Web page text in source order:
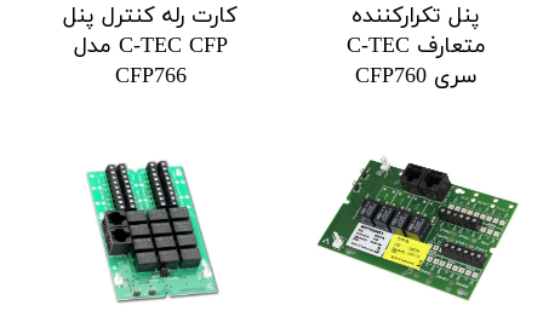
پنل تکرارکننده
متعارف C-TEC
سری CFP760
کارت رله کنترل پنل
C-TEC CFP مدل
CFP766